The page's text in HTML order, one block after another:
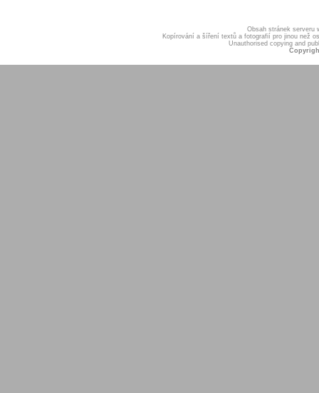
Obsah stránek serveru
Kopírování a šíření textů a fotografií pro jinou než
Unauthorised copying and